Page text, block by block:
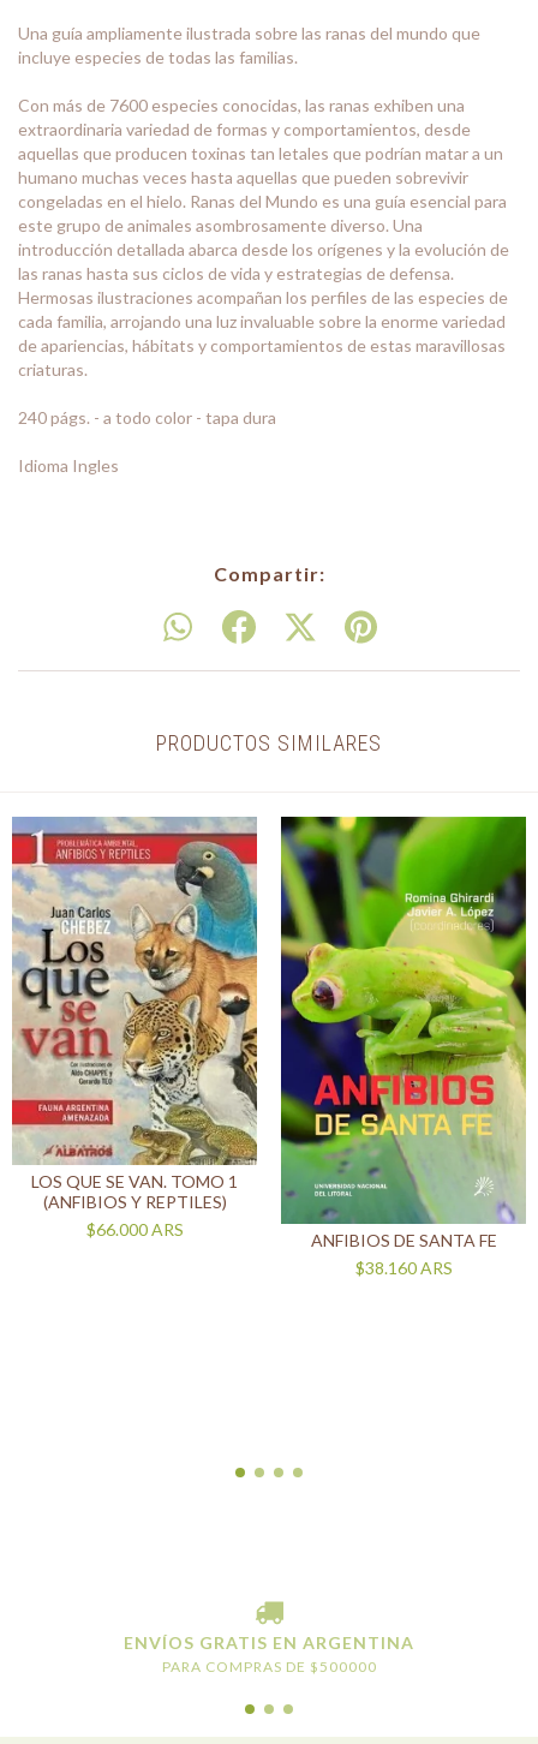
Una guía ampliamente ilustrada sobre las ranas del mundo que
incluye especies de todas las familias.
Con más de 7600 especies conocidas, las ranas exhiben una
extraordinaria variedad de formas y comportamientos, desde
aquellas que producen toxinas tan letales que podrían matar a un
humano muchas veces hasta aquellas que pueden sobrevivir
congeladas en el hielo. Ranas del Mundo es una guía esencial para
este grupo de animales asombrosamente diverso. Una
introducción detallada abarca desde los orígenes y la evolución de
las ranas hasta sus ciclos de vida y estrategias de defensa.
Hermosas ilustraciones acompañan los perfiles de las especies de
cada familia, arrojando una luz invaluable sobre la enorme variedad
de apariencias, hábitats y comportamientos de estas maravillosas
criaturas.
240 págs. - a todo color - tapa dura
Idioma Ingles
Compartir:
PRODUCTOS SIMILARES
LOS QUE SE VAN. TOMO 1
(ANFIBIOS Y REPTILES)
$66.000ARS
ANFIBIOS DE SANTA FE
$38.160ARS
ENVÍOS GRATIS EN ARGENTINA
PARA COMPRAS DE $500000